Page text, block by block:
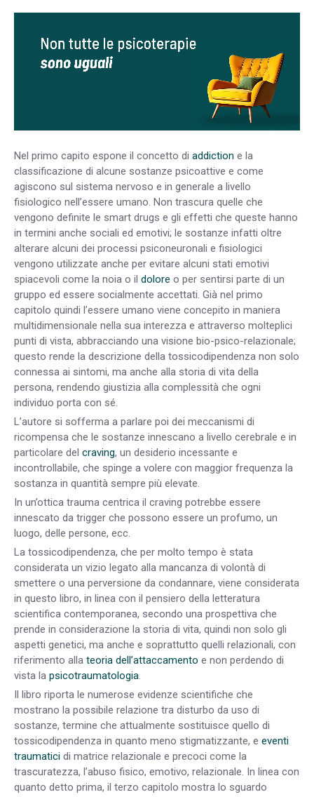
Nel primo capito espone il concetto di addiction e la
classificazione di alcune sostanze psicoattive e come
agiscono sul sistema nervoso e in generale a livello
fisiologico nell’essere umano. Non trascura quelle che
vengono definite le smart drugs e gli effetti che queste hanno
in termini anche sociali ed emotivi; le sostanze infatti oltre
alterare alcuni dei processi psiconeuronali e fisiologici
vengono utilizzate anche per evitare alcuni stati emotivi
spiacevoli come la noia o il dolore o per sentirsi parte di un
gruppo ed essere socialmente accettati. Già nel primo
capitolo quindi l’essere umano viene concepito in maniera
multidimensionale nella sua interezza e attraverso molteplici
punti di vista, abbracciando una visione bio-psico-relazionale;
questo rende la descrizione della tossicodipendenza non solo
connessa ai sintomi, ma anche alla storia di vita della
persona, rendendo giustizia alla complessità che ogni
individuo porta con sé.
L’autore si sofferma a parlare poi dei meccanismi di
ricompensa che le sostanze innescano a livello cerebrale e in
particolare del craving, un desiderio incessante e
incontrollabile, che spinge a volere con maggior frequenza la
sostanza in quantità sempre più elevate.
In un’ottica trauma centrica il craving potrebbe essere
innescato da trigger che possono essere un profumo, un
luogo, delle persone, ecc.
La tossicodipendenza, che per molto tempo è stata
considerata un vizio legato alla mancanza di volontà di
smettere o una perversione da condannare, viene considerata
in questo libro, in linea con il pensiero della letteratura
scientifica contemporanea, secondo una prospettiva che
prende in considerazione la storia di vita, quindi non solo gli
aspetti genetici, ma anche e soprattutto quelli relazionali, con
riferimento alla teoria dell’attaccamento e non perdendo di
vista la psicotraumatologia.
Il libro riporta le numerose evidenze scientifiche che
mostrano la possibile relazione tra disturbo da uso di
sostanze, termine che attualmente sostituisce quello di
tossicodipendenza in quanto meno stigmatizzante, e eventi
traumatici di matrice relazionale e precoci come la
trascuratezza, l’abuso fisico, emotivo, relazionale. In linea con
quanto detto prima, il terzo capitolo mostra lo sguardo